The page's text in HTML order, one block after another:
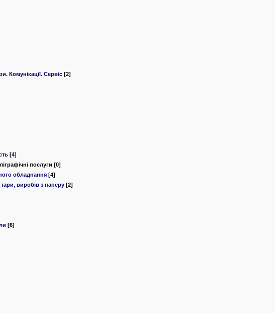
Комунiкацiї. Сервiс [2]
[4]
послуги [0]
обладнання [4]
виробів з паперу [2]
[6]